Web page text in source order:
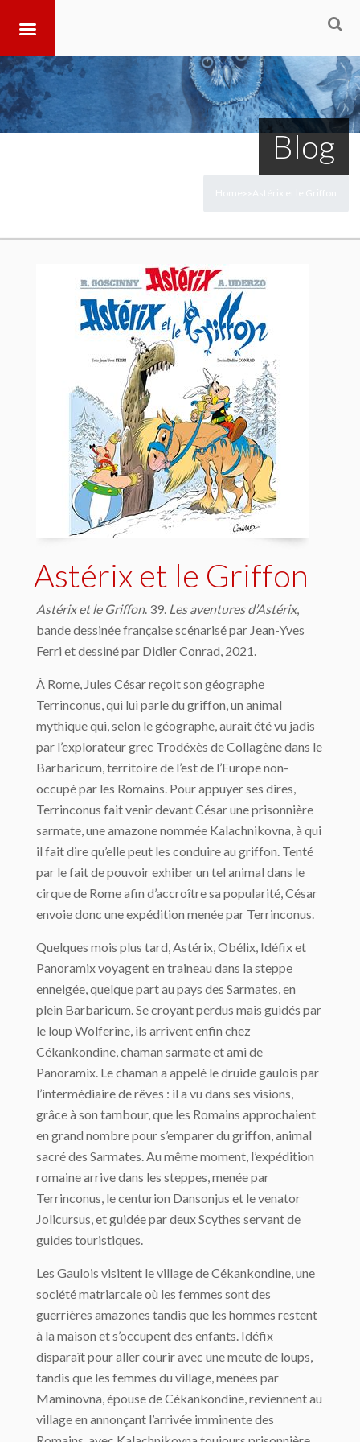
Blog
Astérix et le Griffon
Astérix et le Griffon. 39. Les aventures d’Astérix,
bande dessinée française scénarisé par Jean-Yves
Ferri et dessiné par Didier Conrad, 2021.
À Rome, Jules César reçoit son géographe
Terrinconus, qui lui parle du griffon, un animal
mythique qui, selon le géographe, aurait été vu jadis
par l’explorateur grec Trodéxès de Collagène dans le
Barbaricum, territoire de l’est de l’Europe non-
occupé par les Romains. Pour appuyer ses dires,
Terrinconus fait venir devant César une prisonnière
sarmate, une amazone nommée Kalachnikovna, à qui
il fait dire qu’elle peut les conduire au griffon. Tenté
par le fait de pouvoir exhiber un tel animal dans le
cirque de Rome afin d’accroître sa popularité, César
envoie donc une expédition menée par Terrinconus.
Quelques mois plus tard, Astérix, Obélix, Idéfix et
Panoramix voyagent en traineau dans la steppe
enneigée, quelque part au pays des Sarmates, en
plein Barbaricum. Se croyant perdus mais guidés par
le loup Wolferine, ils arrivent enfin chez
Cékankondine, chaman sarmate et ami de
Panoramix. Le chaman a appelé le druide gaulois par
l’intermédiaire de rêves : il a vu dans ses visions,
grâce à son tambour, que les Romains approchaient
en grand nombre pour s’emparer du griffon, animal
sacré des Sarmates. Au même moment, l’expédition
romaine arrive dans les steppes, menée par
Terrinconus, le centurion Dansonjus et le venator
Jolicursus, et guidée par deux Scythes servant de
guides touristiques.
Les Gaulois visitent le village de Cékankondine, une
société matriarcale où les femmes sont des
guerrières amazones tandis que les hommes restent
à la maison et s’occupent des enfants. Idéfix
disparaît pour aller courir avec une meute de loups,
tandis que les femmes du village, menées par
Maminovna, épouse de Cékankondine, reviennent au
village en annonçant l’arrivée imminente des